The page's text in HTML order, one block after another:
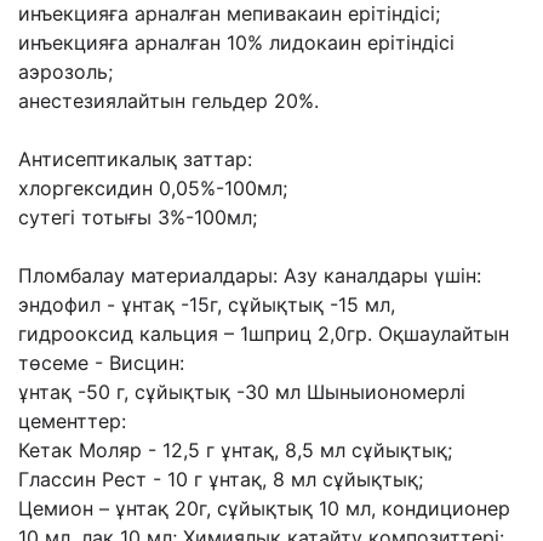
инъекцияға арналған мепивакаин ерітіндісі;
инъекцияға арналған 10% лидокаин ерітіндісі
аэрозоль;
анестезиялайтын гельдер 20%.
Антисептикалық заттар:
хлоргексидин 0,05%-100мл;
сутегі тотығы 3%-100мл;
Пломбалау материалдары: Азу каналдары үшін:
эндофил - ұнтақ -15г, сұйықтық -15 мл,
гидрооксид кальция – 1шприц 2,0гр. Оқшаулайтын
төсеме - Висцин:
ұнтақ -50 г, сұйықтық -30 мл Шыныиономерлі
цементтер:
Кетак Моляр - 12,5 г ұнтақ, 8,5 мл сұйықтық;
Глассин Рест - 10 г ұнтақ, 8 мл сұйықтық;
Цемион – ұнтақ 20г, сұйықтық 10 мл, кондиционер